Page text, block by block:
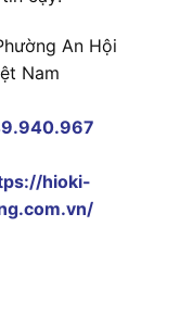
An Hội
Nam
hioki-